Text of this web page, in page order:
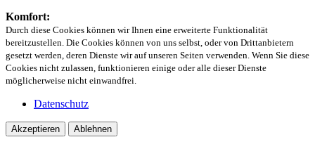
Komfort:
Durch diese Cookies können wir Ihnen eine erweiterte Funktionalität
bereitzustellen. Die Cookies können von uns selbst, oder von Drittanbietern
gesetzt werden, deren Dienste wir auf unseren Seiten verwenden. Wenn Sie diese
Cookies nicht zulassen, funktionieren einige oder alle dieser Dienste
möglicherweise nicht einwandfrei.
Datenschutz
Akzeptieren Ablehnen